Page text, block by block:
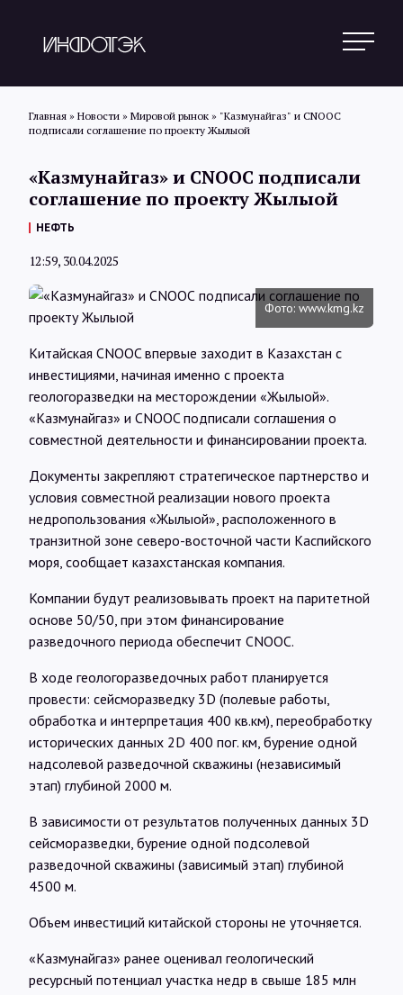
Статьи
Обзоры
Интервью
Карты
О нас
@Infotek_Russia
Главная » Новости » Мировой рынок » "Казмунайгаз" и CNOOС
подписали соглашение по проекту Жылыой
«Казмунайгаз» и CNOOС подписали
соглашение по проекту Жылыой
НЕФТЬ
12:59, 30.04.2025
Фото: www.kmg.kz
Китайская CNOOC впервые заходит в Казахстан с
инвестициями, начиная именно с проекта
геологоразведки на месторождении «Жылыой».
«Казмунайгаз» и CNOOC подписали соглашения о
совместной деятельности и финансировании проекта.
Документы закрепляют стратегическое партнерство и
условия совместной реализации нового проекта
недропользования «Жылыой», расположенного в
транзитной зоне северо-восточной части Каспийского
моря, сообщает казахстанская компания.
Компании будут реализовывать проект на паритетной
основе 50/50, при этом финансирование
разведочного периода обеспечит CNOOC.
В ходе геологоразведочных работ планируется
провести: сейсморазведку 3D (полевые работы,
обработка и интерпретация 400 кв.км), переобработку
исторических данных 2D 400 пог. км, бурение одной
надсолевой разведочной скважины (независимый
этап) глубиной 2000 м.
В зависимости от результатов полученных данных 3D
сейсморазведки, бурение одной подсолевой
разведочной скважины (зависимый этап) глубиной
4500 м.
Объем инвестиций китайской стороны не уточняется.
«Казмунайгаз» ранее оценивал геологический
ресурсный потенциал участка недр в свыше 185 млн